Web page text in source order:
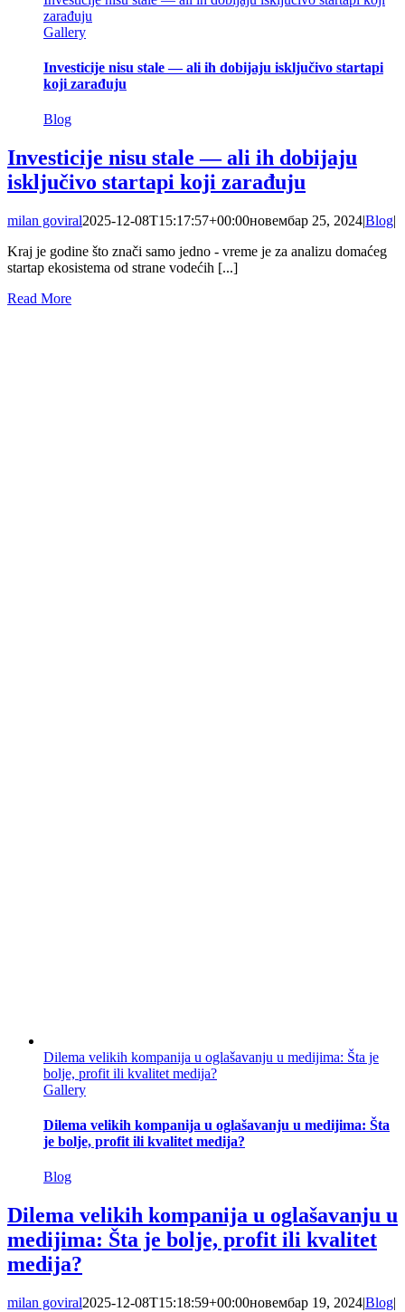
zarađuju
Gallery
Investicije nisu stale — ali ih dobijaju isključivo startapi
koji zarađuju
Blog
Investicije nisu stale — ali ih dobijaju
isključivo startapi koji zarađuju
milan goviral2025-12-08T15:17:57+00:00новембар 25, 2024|Blog|
Kraj je godine što znači samo jedno - vreme je za analizu domaćeg
startap ekosistema od strane vodećih [...]
Read More
Dilema velikih kompanija u oglašavanju u medijima: Šta je
bolje, profit ili kvalitet medija?
Gallery
Dilema velikih kompanija u oglašavanju u medijima: Šta
je bolje, profit ili kvalitet medija?
Blog
Dilema velikih kompanija u oglašavanju u
medijima: Šta je bolje, profit ili kvalitet
medija?
milan goviral2025-12-08T15:18:59+00:00новембар 19, 2024|Blog|